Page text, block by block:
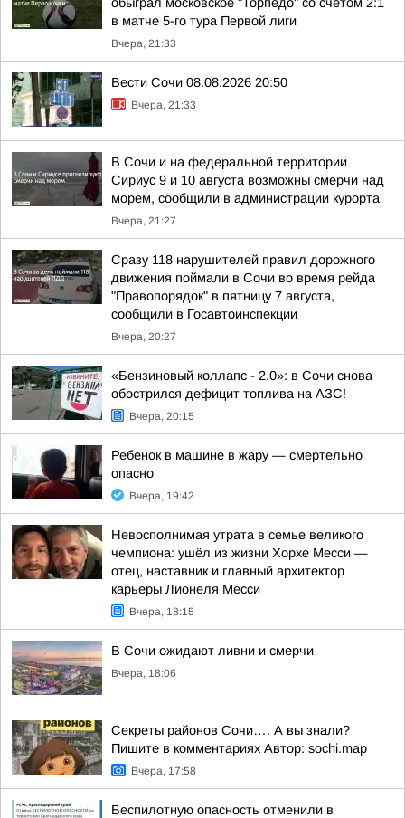
в матче 5-го тура Первой лиги
Вчера, 21:33
Вести Сочи 08.08.2026 20:50
Вчера, 21:33
В Сочи и на федеральной территории
Сириус 9 и 10 августа возможны смерчи над
морем, сообщили в администрации курорта
Вчера, 21:27
Сразу 118 нарушителей правил дорожного
движения поймали в Сочи во время рейда
"Правопорядок" в пятницу 7 августа,
сообщили в Госавтоинспекции
Вчера, 20:27
«Бензиновый коллапс - 2.0»: в Сочи снова
обострился дефицит топлива на АЗС!
Вчера, 20:15
Ребенок в машине в жару — смертельно
опасно
Вчера, 19:42
Невосполнимая утрата в семье великого
чемпиона: ушёл из жизни Хорхе Месси —
отец, наставник и главный архитектор
карьеры Лионеля Месси
Вчера, 18:15
В Сочи ожидают ливни и смерчи
Вчера, 18:06
Секреты районов Сочи…. А вы знали?
Пишите в комментариях Автор: sochi.map
Вчера, 17:58
Беспилотную опасность отменили в